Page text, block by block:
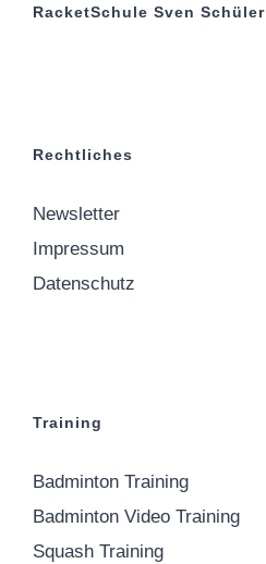
RacketSchule Sven Schüler
Rechtliches
Newsletter
Impressum
Datenschutz
Training
Badminton Training
Badminton Video Training
Squash Training